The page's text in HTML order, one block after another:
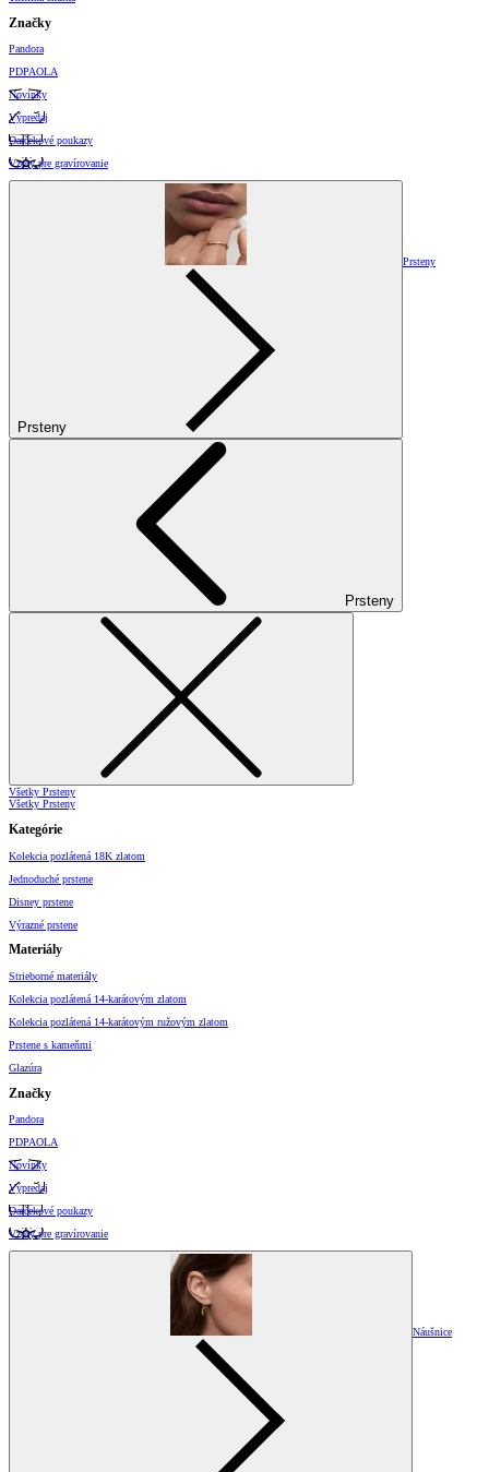
Značky
Pandora
PDPAOLA
Novinky
Výpredaj
Darčekové poukazy
Vzory pre gravírovanie
Prsteny
Prsteny
Prsteny
Všetky Prsteny
Všetky Prsteny
Kategórie
Kolekcia pozlátená 18K zlatom
Jednoduché prstene
Disney prstene
Výrazné prstene
Materiály
Strieborné materiály
Kolekcia pozlátená 14-karátovým zlatom
Kolekcia pozlátená 14-karátovým ružovým zlatom
Prstene s kameňmi
Glazúra
Značky
Pandora
PDPAOLA
Novinky
Výpredaj
Darčekové poukazy
Vzory pre gravírovanie
Náušnice